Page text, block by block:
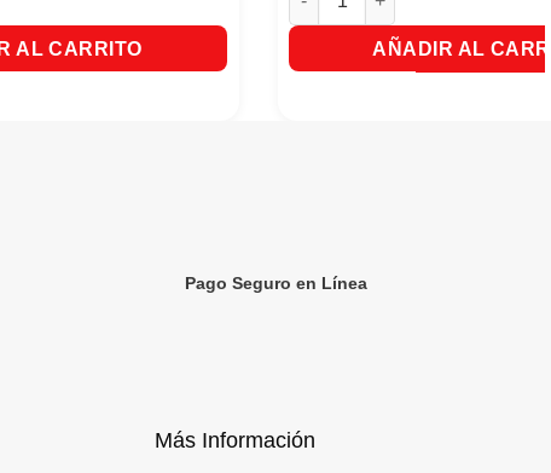
AL CARRITO AÑADIR AL
Pago Seguro en Línea
Más Información